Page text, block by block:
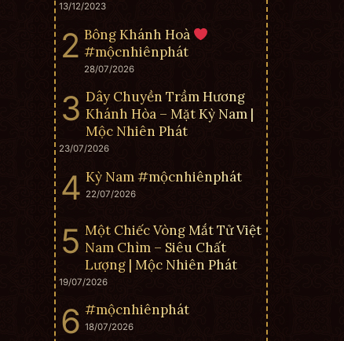
13/12/2023
Bông Khánh Hoà
#mộcnhiênphát
28/07/2026
Dây Chuyền Trầm Hương
Khánh Hòa – Mặt Kỳ Nam |
Mộc Nhiên Phát
23/07/2026
Kỳ Nam #mộcnhiênphát
22/07/2026
Một Chiếc Vòng Mắt Tử Việt
Nam Chìm – Siêu Chất
Lượng | Mộc Nhiên Phát
19/07/2026
#mộcnhiênphát
18/07/2026